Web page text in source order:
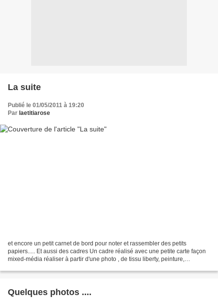
La suite
Publié le 01/05/2011 à 19:20
Par laetitiarose
et encore un petit carnet de bord pour noter et rassembler des petits
papiers..... Et aussi des cadres Un cadre réalisé avec une petite carte façon
mixed-média réaliser à partir d'une photo , de tissu liberty, peinture,
Quelques photos ....